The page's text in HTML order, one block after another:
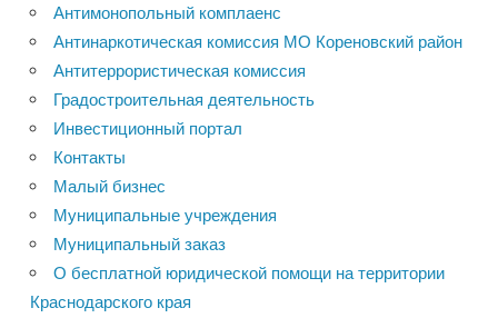
Антимонопольный комплаенс
Антинаркотическая комиссия МО Кореновский район
Антитеррористическая комиссия
Градостроительная деятельность
Инвестиционный портал
Контакты
Малый бизнес
Муниципальные учреждения
Муниципальный заказ
О бесплатной юридической помощи на территории
Краснодарского края